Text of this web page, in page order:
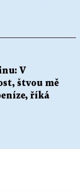
V
štvou mě
říká